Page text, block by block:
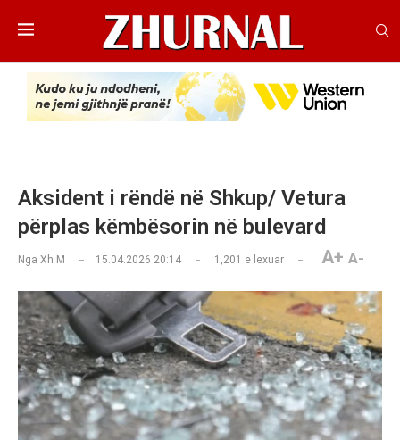
Aksident i rëndë në Shkup/ Vetura
përplas këmbësorin në bulevard
Nga Xh M 15.04.2026 20:14 1,201 e lexuar A+ A-